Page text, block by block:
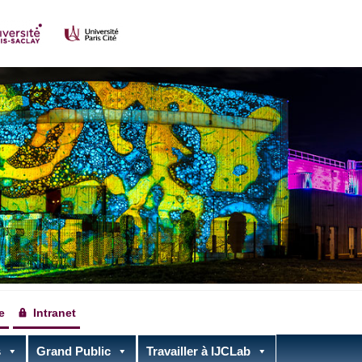
Intranet
Grand Public Travailler à IJCLab